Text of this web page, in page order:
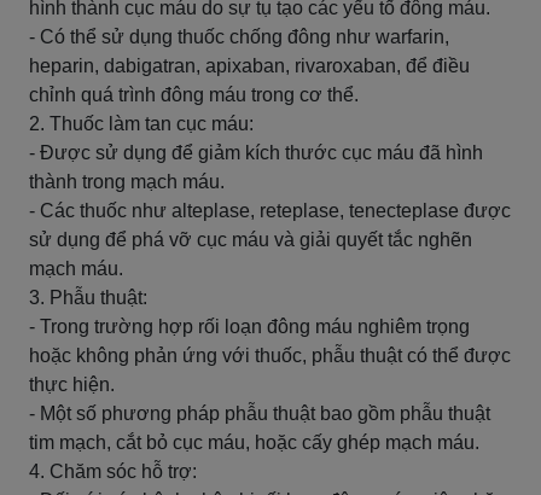
hình thành cục máu do sự tụ tạo các yếu tố đông máu.
- Có thể sử dụng thuốc chống đông như warfarin,
heparin, dabigatran, apixaban, rivaroxaban, để điều
chỉnh quá trình đông máu trong cơ thể.
2. Thuốc làm tan cục máu:
- Được sử dụng để giảm kích thước cục máu đã hình
thành trong mạch máu.
- Các thuốc như alteplase, reteplase, tenecteplase được
sử dụng để phá vỡ cục máu và giải quyết tắc nghẽn
mạch máu.
3. Phẫu thuật:
- Trong trường hợp rối loạn đông máu nghiêm trọng
hoặc không phản ứng với thuốc, phẫu thuật có thể được
thực hiện.
- Một số phương pháp phẫu thuật bao gồm phẫu thuật
tim mạch, cắt bỏ cục máu, hoặc cấy ghép mạch máu.
4. Chăm sóc hỗ trợ: